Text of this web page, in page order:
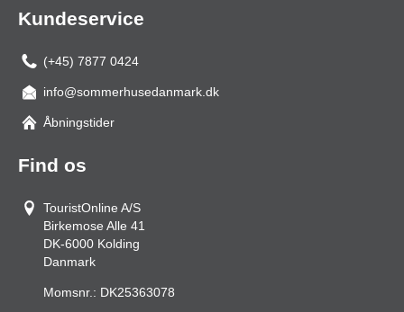
Kundeservice
(+45) 7877 0424
info@sommerhusedanmark.dk
Åbningstider
Find os
TouristOnline A/S
Birkemose Alle 41
DK-6000 Kolding
Danmark
Momsnr.: DK25363078